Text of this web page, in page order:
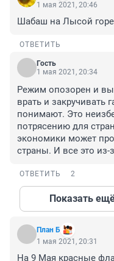
1 мая 2021, 20:46
Шабаш на Лысой
ОТВЕТИТЬ
Гость
1 мая 2021, 20:34
Режим опозорен и
врать и закручивать
понимают. Это
потрясению для
экономики может
страны. И все это из-
ОТВЕТИТЬ 2
Показать
План Б
1 мая 2021, 20:31
На 9 Мая красные